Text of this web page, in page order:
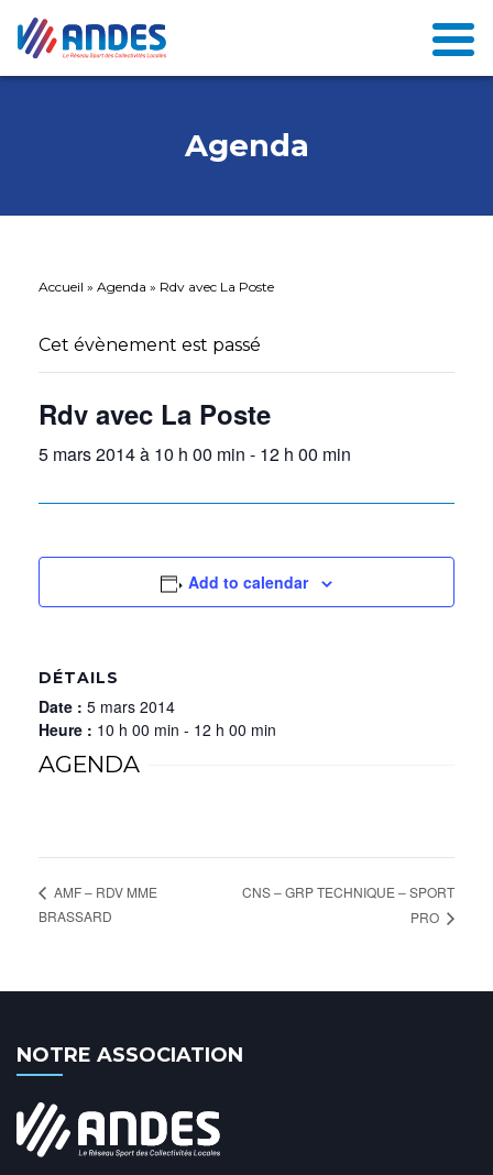
Agenda
Accueil » Agenda » Rdv avec La Poste
Cet évènement est passé
Rdv avec La Poste
5 mars 2014 à 10 h 00 min - 12 h 00 min
Add to calendar
DÉTAILS
Date : 5 mars 2014
Heure : 10 h 00 min - 12 h 00 min
AGENDA
AMF – RDV MME
BRASSARD
CNS – GRP TECHNIQUE – SPORT
PRO
NOTRE ASSOCIATION